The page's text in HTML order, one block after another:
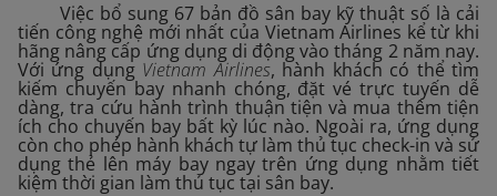
Việc bổ sung 67 bản đồ sân bay kỹ thuật số là cải
tiến công nghệ mới nhất của Vietnam Airlines kể từ khi
hãng nâng cấp ứng dụng di động vào tháng 2 năm nay.
Với ứng dụng Vietnam Airlines, hành khách có thể tìm
kiếm chuyến bay nhanh chóng, đặt vé trực tuyến dễ
dàng, tra cứu hành trình thuận tiện và mua thêm tiện
ích cho chuyến bay bất kỳ lúc nào. Ngoài ra, ứng dụng
còn cho phép hành khách tự làm thủ tục check-in và sử
dụng thẻ lên máy bay ngay trên ứng dụng nhằm tiết
kiệm thời gian làm thủ tục tại sân bay.